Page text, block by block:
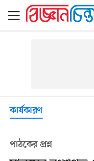
কার্যকারণ
পাঠকের প্রশ্ন